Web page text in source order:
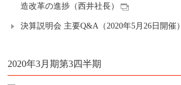
造改革の進捗（西井社長）
決算説明会 主要Q&A（2020年5月26日開催）
2020年3月期第3四半期